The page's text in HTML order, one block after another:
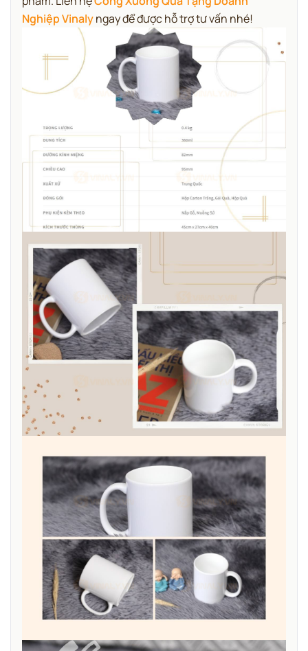
Nghiệp Vinalyngay để được hỗ trợ tư vấn nhé!